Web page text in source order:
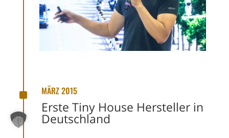
^ MÄRZ 2015
Erste Tiny House Hersteller in
Deutschland